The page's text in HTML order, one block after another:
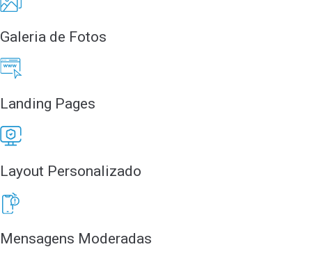
Galeria de Fotos
Landing Pages
Layout Personalizado
Mensagens Moderadas